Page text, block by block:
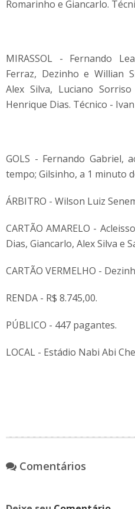
Romarinho e Giancarlo.
MIRASSOL - Fernando
Ferraz, Dezinho e Willian
Alex Silva, Luciano
Henrique Dias. Técnico -
GOLS - Fernando Gabriel,
tempo; Gilsinho, a 1 minuto
ÁRBITRO - Wilson Luiz
CARTÃO AMARELO -
Dias, Giancarlo, Alex Silva e
CARTÃO VERMELHO -
RENDA - R$ 8.745,00.
PÚBLICO - 447 pagantes.
LOCAL - Estádio Nabi Abi
Comentários